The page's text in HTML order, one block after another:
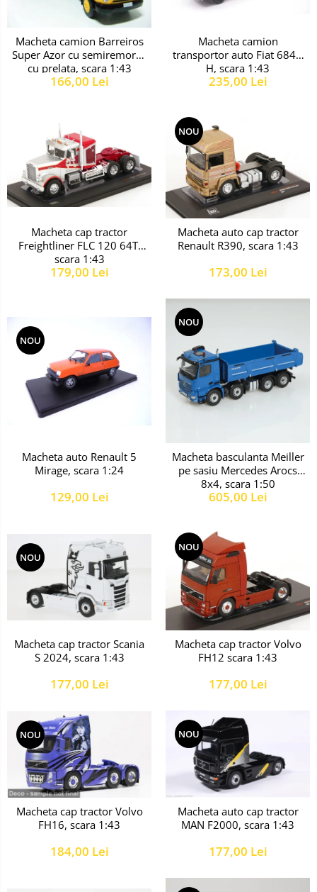
Macheta camion Barreiros
Super Azor cu semiremorca
cu prelata, scara 1:43
166,00 Lei
Macheta camion
transportor auto Fiat 684N
H, scara 1:43
235,00 Lei
Macheta cap tractor
Freightliner FLC 120 64T,
scara 1:43
179,00 Lei
NOU
Macheta auto cap tractor
Renault R390, scara 1:43
173,00 Lei
NOU
Macheta auto Renault 5
Mirage, scara 1:24
129,00 Lei
NOU
Macheta basculanta Meiller
pe sasiu Mercedes Arocs
8x4, scara 1:50
605,00 Lei
NOU
Macheta cap tractor Scania
S 2024, scara 1:43
177,00 Lei
NOU
Macheta cap tractor Volvo
FH12 scara 1:43
177,00 Lei
NOU
Macheta cap tractor Volvo
FH16, scara 1:43
184,00 Lei
NOU
Macheta auto cap tractor
MAN F2000, scara 1:43
177,00 Lei